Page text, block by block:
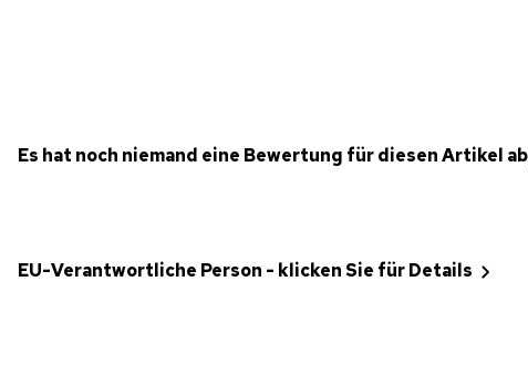
Es hat noch niemand eine Bewertung für diesen Artikel
EU-Verantwortliche Person - klicken Sie für Details